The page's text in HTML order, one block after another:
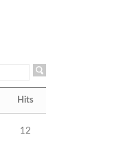
Hits
12